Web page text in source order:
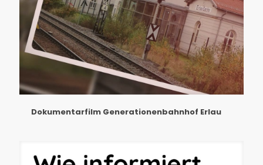
Dokumentarfilm Generationenbahnhof Erlau